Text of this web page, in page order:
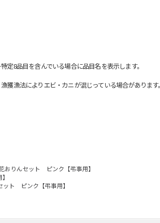
8品目を含んでいる場合に品目名を表示します。
漁法によりエビ・カニが混じっている場合がありま
おりんセット ピンク【弔事用】
ット ピンク【弔事用】